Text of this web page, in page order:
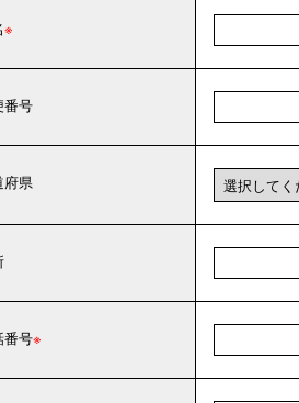
番号
府県
番号